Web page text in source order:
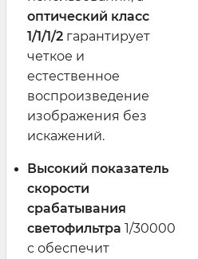
оптический класс
1/1/1/2 гарантирует
четкое и
естественное
воспроизведение
изображения без
искажений.
Высокий показатель
скорости
срабатывания
светофильтра 1/30000
с обеспечит